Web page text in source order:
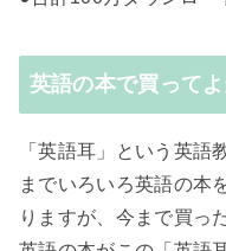
英語の本で買って
「英語耳」という英語
までいろいろ英語の本
りますが、今まで買っ